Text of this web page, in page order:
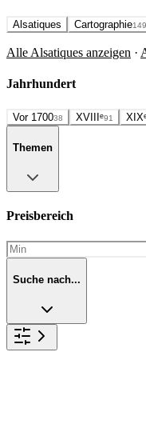
Alsatiques Cartographie149
Alle Alsatiques anzeigen ·
Jahrhundert
Vor 170038 XVIIIᵉ91
Themen
Preisbereich
Suche nach...